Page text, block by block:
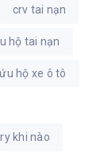
crv tai nạn
hộ tai nạn
hộ xe ô tô
khi nào